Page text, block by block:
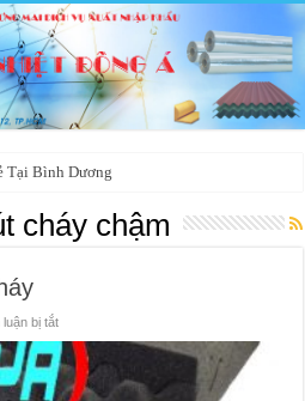
Tại Bình Dương
cháy chậm
bị tắtở
hột
gà
chậm
cháy